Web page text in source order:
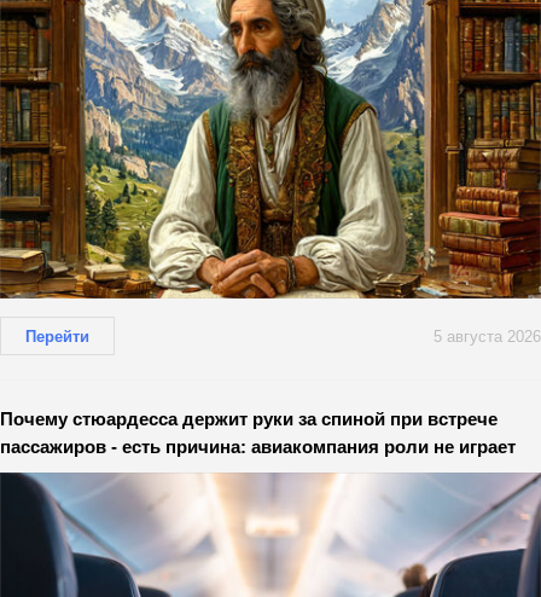
Перейти 5 августа 2026
Почему стюардесса держит руки за спиной при встрече
пассажиров - есть причина: авиакомпания роли не играет